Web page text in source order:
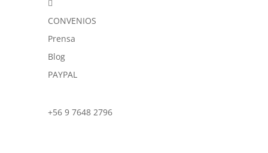

CONVENIOS
Prensa
Blog
PAYPAL
+56 9 7648 2796